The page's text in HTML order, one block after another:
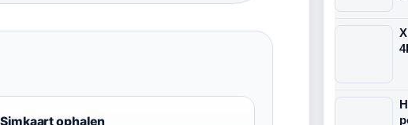
Simkaart ophalen